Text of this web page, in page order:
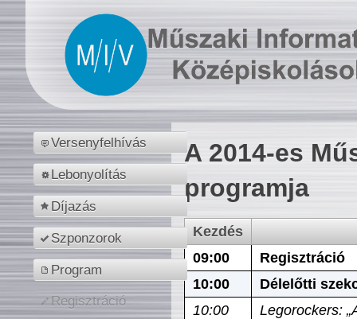
Versenyfelhívás
Lebonyolítás
Díjazás
Szponzorok
Program
Regisztráció
A 2014-es
programja
Kezdés
09:00
Regisztráció
10:00
Délelőtti
10:00
Legorockers: